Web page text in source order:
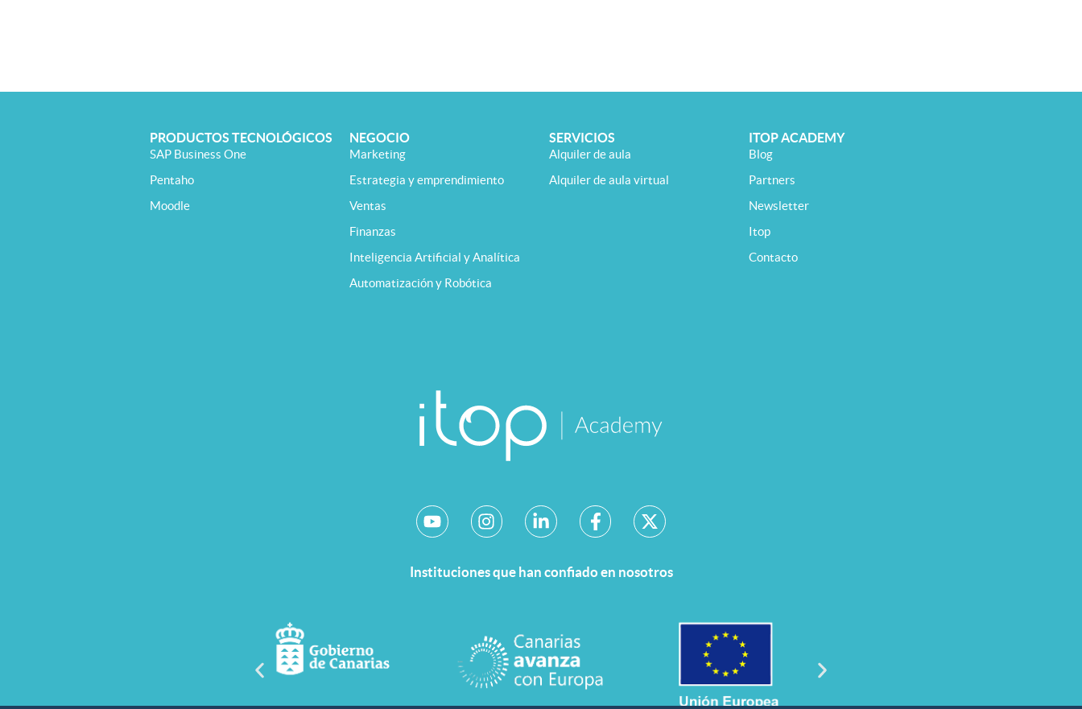
PRODUCTOS TECNOLÓGICOS
SAP Business One
Pentaho
Moodle
NEGOCIO
Marketing
Estrategia y emprendimiento
Ventas
Finanzas
Inteligencia Artificial y Analítica
Automatización y Robótica
SERVICIOS
Alquiler de aula
Alquiler de aula virtual
ITOP ACADEMY
Blog
Partners
Newsletter
Itop
Contacto
Instituciones que han confiado en nosotros